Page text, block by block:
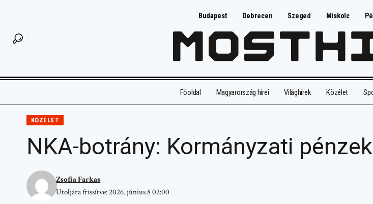
Budapest Debrecen Szeged Miskolc
Főoldal Magyarország hírei Világhírek Közélet
KÖZÉLET
NKA-botrány: Kormányzati
Utoljára frissítve: 2026. június 8 02:00
Zsofia Farkas